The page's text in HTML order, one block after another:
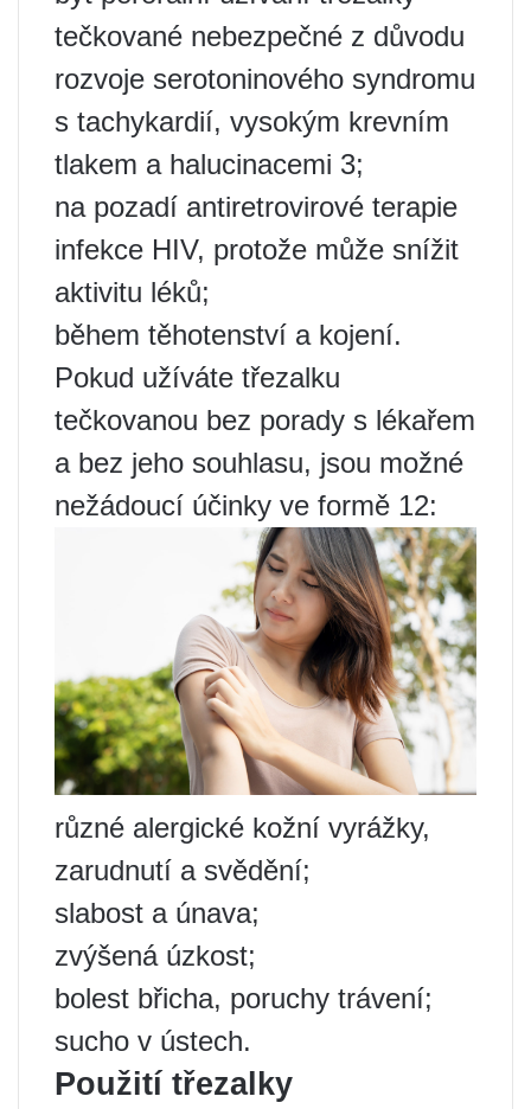
tečkované nebezpečné z důvodu
rozvoje serotoninového syndromu
s tachykardií, vysokým krevním
tlakem a halucinacemi 3;
na pozadí antiretrovirové terapie
infekce HIV, protože může snížit
aktivitu léků;
během těhotenství a kojení.
Pokud užíváte třezalku
tečkovanou bez porady s lékařem
a bez jeho souhlasu, jsou možné
nežádoucí účinky ve formě 12:
různé alergické kožní vyrážky,
zarudnutí a svědění;
slabost a únava;
zvýšená úzkost;
bolest břicha, poruchy trávení;
sucho v ústech.
Použití třezalky